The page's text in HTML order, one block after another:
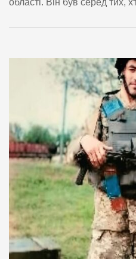
області. Він був серед тих,